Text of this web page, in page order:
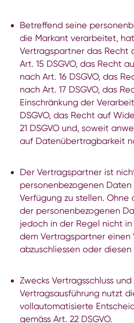
Betreffend seine
die Markant verarbeitet,
Vertragspartner das Recht
Art. 15 DSGVO, das Recht
nach Art. 16 DSGVO, das
nach Art. 17 DSGVO, das
Einschränkung der
DSGVO, das Recht auf
21 DSGVO und, soweit
auf Datenübertragbarkeit
Der Vertragspartner ist
personenbezogenen
Verfügung zu stellen. Ohne
der personenbezogenen
jedoch in der Regel nicht
dem Vertragspartner einen
abzuschliessen oder diesen
Zwecks Vertragsschluss und
Vertragsausführung nutzt
vollautomatisierte
gemäss Art. 22 DSGVO.